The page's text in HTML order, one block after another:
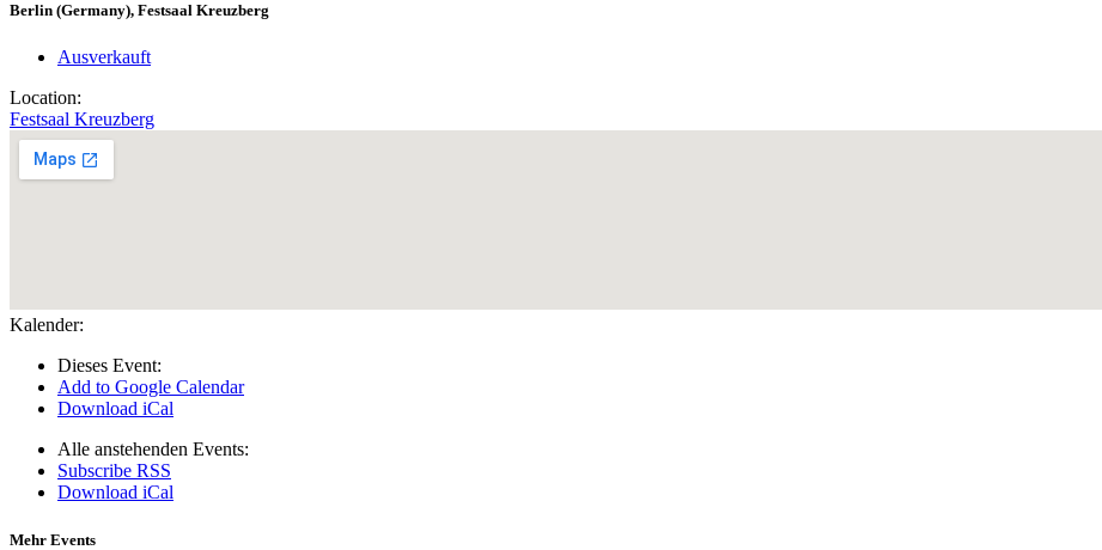
Berlin (Germany), Festsaal Kreuzberg
Ausverkauft
Location:
Festsaal Kreuzberg
Kalender:
Dieses Event:
Add to Google Calendar
Download iCal
Alle anstehenden Events:
Subscribe RSS
Download iCal
Mehr Events